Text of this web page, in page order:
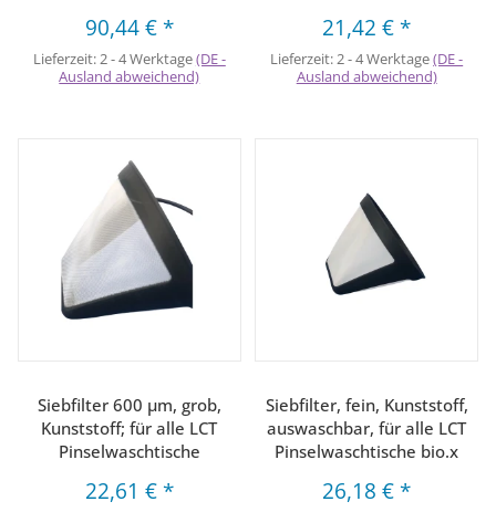
90,44 € *
Lieferzeit:2 - 4 Werktage(DE -
Ausland abweichend)
21,42 € *
Lieferzeit:2 - 4 Werktage(DE -
Ausland abweichend)
Siebfilter 600 µm, grob,
Kunststoff; für alle LCT
Pinselwaschtische
22,61 € *
Siebfilter, fein, Kunststoff,
auswaschbar, für alle LCT
Pinselwaschtische bio.x
26,18 € *